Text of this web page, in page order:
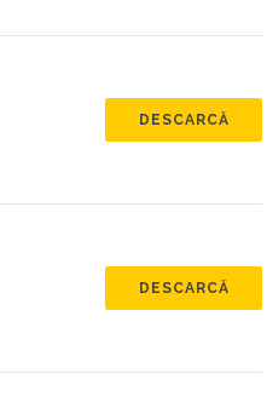
DESCARCĂ
DESCARCĂ